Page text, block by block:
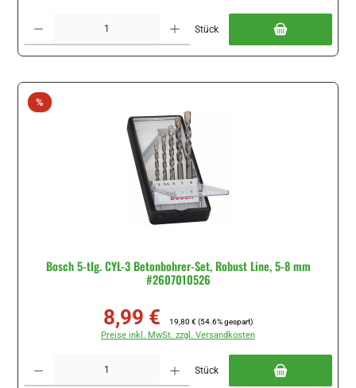
Stück
%Rabatt
Bosch 5-tlg. CYL-3 Betonbohrer-Set, Robust Line, 5-8 mm
#2607010526
Verkaufspreis:
8,99 € Regulärer Preis:
19,80 € (54.6% gespart)
Preise inkl. MwSt. zzgl. Versandkosten
Stück